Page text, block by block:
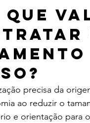
que
precisa da
ao reduzir o
e orientação para